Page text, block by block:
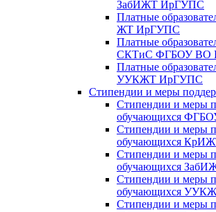
ЗабИЖТ ИрГУПС
Платные
ЖТ ИрГУПС
Платные
СКТиС ФГБОУ ВО
Платные
УУКЖТ ИрГУПС
Стипендии и меры
Стипендии и меры
обучающихся
Стипендии и меры
обучающихся
Стипендии и меры
обучающихся
Стипендии и меры
обучающихся
Стипендии и меры